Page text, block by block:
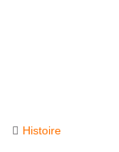
Histoire